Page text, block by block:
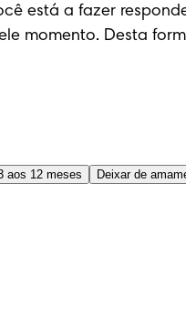
está a fazer
momento. Desta
aos 12 meses Deixar de